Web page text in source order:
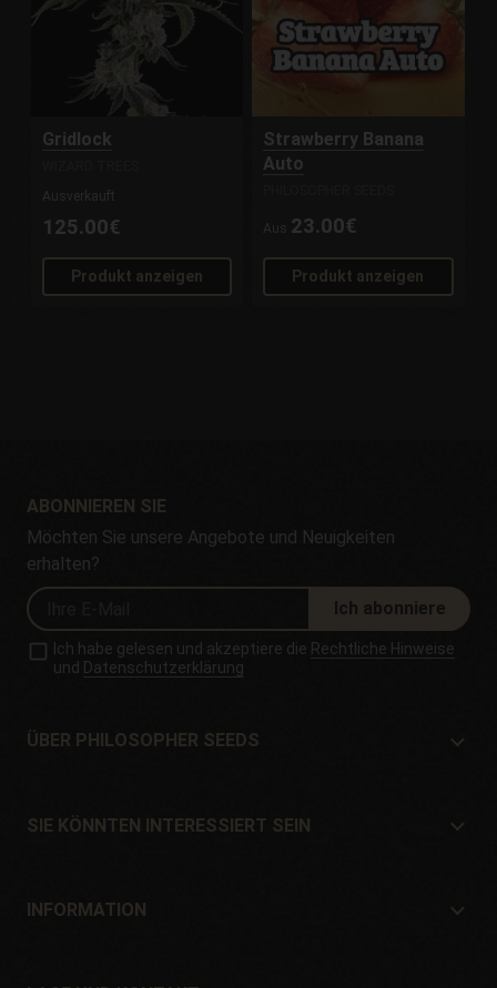
Gridlock
Ausverkauft
125.00€
Produkt anzeigen
Strawberry Banana
Auto
Aus 23.00€
Produkt anzeigen
ABONNIEREN SIE
Möchten Sie unsere Angebote und Neuigkeiten
erhalten?
Ich abonniere
Ich habe gelesen und akzeptiere die Rechtliche Hinweise
und Datenschutzerklärung
ÜBER PHILOSOPHER SEEDS
Lage und Kontakt
SIE KÖNNTEN INTERESSIERT SEIN
Angebote
INFORMATION
Garantien und Rücksendungen